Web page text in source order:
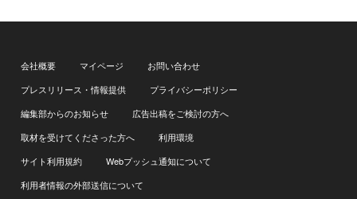
会社概要 マイページ
お問い合わせ
プレスリリース・情報提供
プライバシーポリシー
編集部からのお知らせ
広告出稿をご検討の方へ
取材を受けてくださった方へ
利用環境
サイト利用規約
Webプッシュ通知について
利用者情報の外部送信について